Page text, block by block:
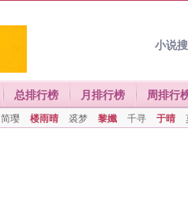
小说
总排行榜 月排行榜 周排行
简璎 楼雨晴 裘梦 黎孅 千寻 于晴